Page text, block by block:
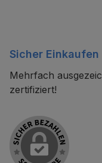
Sicher Einkaufen
Mehrfach
zertifiziert!